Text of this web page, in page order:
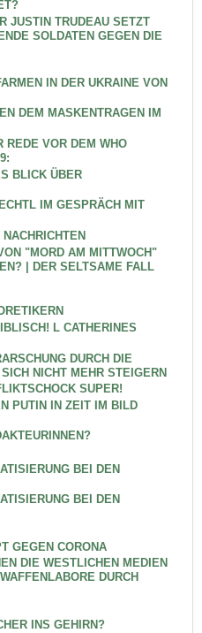
JUSTIN TRUDEAU SETZT
SOLDATEN GEGEN DIE
IN DER UKRAINE VON
DEM MASKENTRAGEN IM
REDE VOR DEM WHO
BLICK ÜBER
IM GESPRÄCH MIT
"MORD AM MITTWOCH"
| DER SELTSAME FALL
L CATHERINES
DURCH DIE
NICHT MEHR STEIGERN
SUPER!
PUTIN IN ZEIT IM BILD
BEI DEN
BEI DEN
GEGEN CORONA
DIE WESTLICHEN MEDIEN
DURCH
INS GEHIRN?